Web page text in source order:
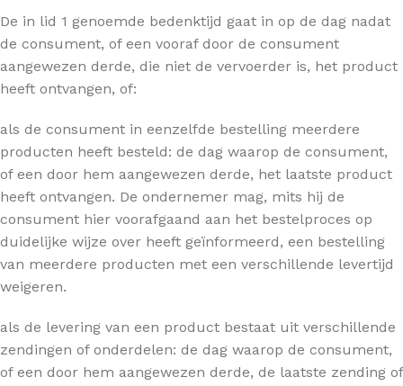
De in lid 1 genoemde bedenktijd gaat in op de dag nadat
de consument, of een vooraf door de consument
aangewezen derde, die niet de vervoerder is, het product
heeft ontvangen, of:
als de consument in eenzelfde bestelling meerdere
producten heeft besteld: de dag waarop de consument,
of een door hem aangewezen derde, het laatste product
heeft ontvangen. De ondernemer mag, mits hij de
consument hier voorafgaand aan het bestelproces op
duidelijke wijze over heeft geïnformeerd, een bestelling
van meerdere producten met een verschillende levertijd
weigeren.
als de levering van een product bestaat uit verschillende
zendingen of onderdelen: de dag waarop de consument,
of een door hem aangewezen derde, de laatste zending of